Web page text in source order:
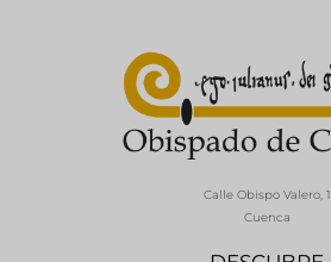
Calle Obispo Valero, 1
Cuenca